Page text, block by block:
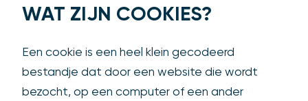
WAT ZIJN COOKIES?
Een cookie is een heel klein gecodeerd
bestandje dat door een website die wordt
bezocht, op een computer of een ander